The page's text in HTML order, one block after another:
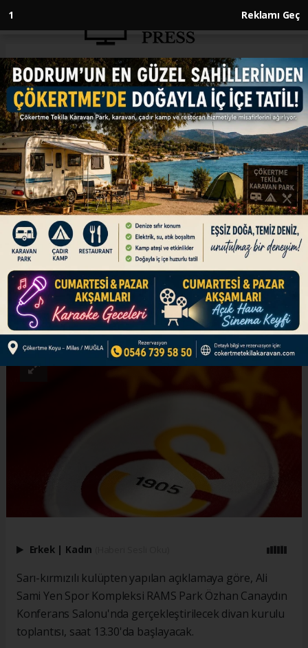
1 Reklamı Geç
Anasayfa SPOR
Galatasaray'da divan kurulu
toplantısı çarşamba günü
yapılacak
SPOR
15.04.2024 - 18:33, Güncelleme: 15.04.2024 - 18:33
Galatasaray Kulübünde nisan ayı olağan divan
kurulu toplantısı, 17 Nisan Çarşamba günü
yapılacak.
ABONE OL
Erkek | Kadın
Sarı-kırmızılı kulüpten yapılan açıklamaya göre, Ali
Sami Yen Spor Kompleksi RAMS Park Özhan Canaydın
Konferans Salonu'nda gerçekleştirilecek divan kurulu
toplantısı, saat 13.30'da başlayacak.